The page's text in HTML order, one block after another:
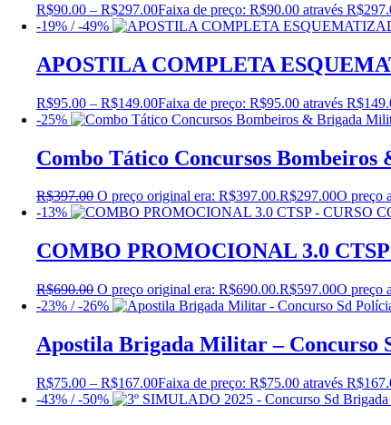
R$90.00 – R$297.00Faixa de preço: R$90.00 através
-19% / -49%
APOSTILA COMPLETA
R$95.00 – R$149.00Faixa de preço: R$95.00 através
-25%
Combo Tático Concursos
R$397.00 O preço original era: R$397.00.R$297.00O preço
-13%
COMBO PROMOCIONAL 3.0
R$690.00 O preço original era: R$690.00.R$597.00O preço
-23% / -26%
Apostila Brigada Militar – Concurso
R$75.00 – R$167.00Faixa de preço: R$75.00 através
-43% / -50%